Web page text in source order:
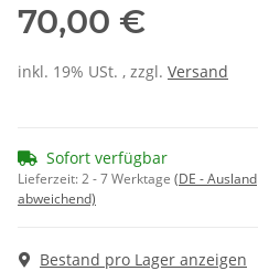
70,00 €
inkl. 19% USt. , zzgl. Versand
Sofort verfügbar
Lieferzeit:2 - 7 Werktage (DE - Ausland
abweichend)
Bestand pro Lager anzeigen